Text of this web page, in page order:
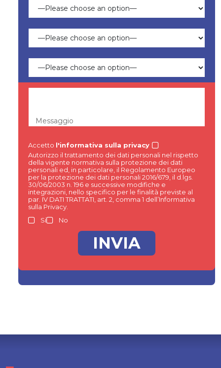
Messaggio
Accetto l'informativa sulla privacy
Autorizzo il trattamento dei dati personali nel rispetto
della vigente normativa sulla protezione dei dati
personali ed, in particolare, il Regolamento Europeo
per la protezione dei dati personali 2016/679, il d.lgs.
30/06/2003 n. 196 e successive modifiche e
integrazioni, nello specifico per le finalità previste al
par. IV DATI TRATTATI, art. 2, comma 1 dell’Informativa
sulla Privacy.
Si
No